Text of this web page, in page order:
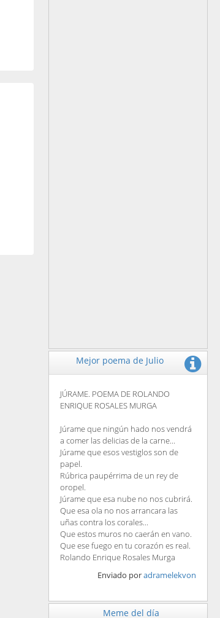
Mejor poema de Julio
JÚRAME. POEMA DE ROLANDO
ENRIQUE ROSALES MURGA
Júrame que ningún hado nos vendrá
a comer las delicias de la carne...
Júrame que esos vestiglos son de
papel.
Rúbrica paupérrima de un rey de
oropel.
Júrame que esa nube no nos cubrirá.
Que esa ola no nos arrancara las
uñas contra los corales...
Que estos muros no caerán en vano.
Que ese fuego en tu corazón es real.
Rolando Enrique Rosales Murga
Enviado poradramelekvon
Meme del día